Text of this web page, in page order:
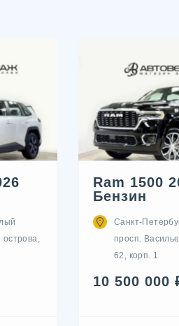
острова,
Ram 1500
Бензин
Санкт-
просп.
62, корп. 1
10 500 000